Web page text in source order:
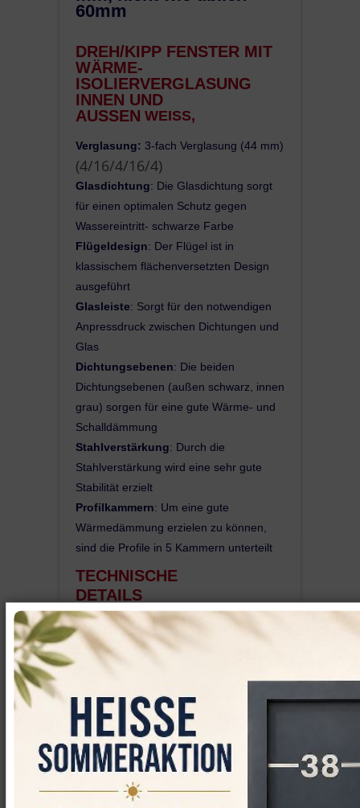
60mm
DREH/KIPP FENSTER MIT
WÄRME-
ISOLIERVERGLASUNG
INNEN UND
AUSSEN WEISS,
Verglasung: 3-fach Verglasung (44 mm)
(4/16/4/16/4)
Glasdichtung: Die Glasdichtung sorgt
für einen optimalen Schutz gegen
Wassereintritt- schwarze Farbe
Flügeldesign: Der Flügel ist in
klassischem flächenversetzten Design
ausgeführt
Glasleiste: Sorgt für den notwendigen
Anpressdruck zwischen Dichtungen und
Glas
Dichtungsebenen: Die beiden
Dichtungsebenen (außen schwarz, innen
grau) sorgen für eine gute Wärme- und
Schalldämmung
Stahlverstärkung: Durch die
Stahlverstärkung wird eine sehr gute
Stabilität erzielt
Profilkammern: Um eine gute
Wärmedämmung erzielen zu können,
sind die Profile in 5 Kammern unterteilt
TECHNISCHE
DETAILS
Profil:
5-Kammer-System, 70mm
Bautiefe
Kömmerling
Farbe: außen
Ansichtsbreite des Profils:
Glascheibenmaße:Rahmenaußenmaße ca.
minus 11cm pro Seite
Verglasung: 3-fach-Wärmeverglasung 44mm
(4/16/4/16/4)
Scheibenzwischenraum:
Wärmekoeffizientswerte: